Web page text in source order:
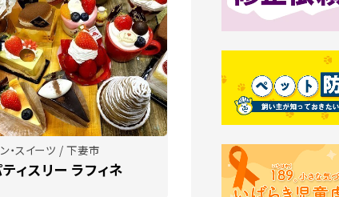
・スイーツ / 下妻市
ィスリー ラフィネ